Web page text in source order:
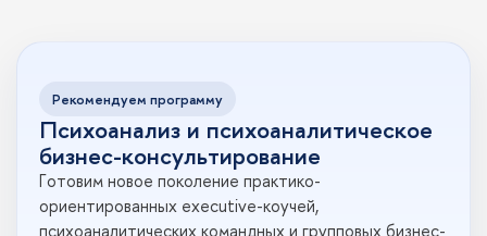
Рекомендуем программу
Психоанализ и психоаналитическое
бизнес-консультирование
Готовим новое поколение практико-
ориентированных executive-коучей,
психоаналитических командных и групповых бизнес-